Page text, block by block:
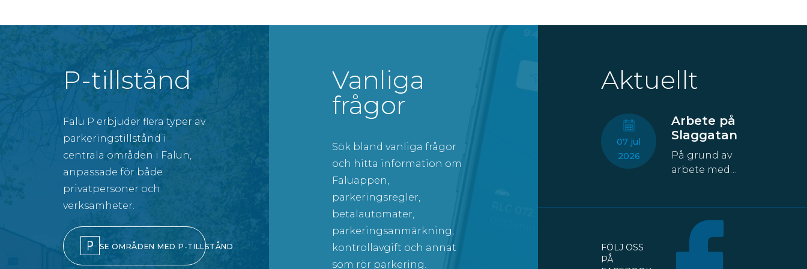
P-tillstånd
Falu P erbjuder flera typer av
parkeringstillstånd i
centrala områden i Falun,
anpassade för både
privatpersoner och
verksamheter.
SE OMRÅDEN MED P-TILLSTÅND
Vanliga
frågor
Sök bland vanliga frågor
och hitta information om
Faluappen,
parkeringsregler,
betalautomater,
parkeringsanmärkning,
kontrollavgift och annat
som rör parkering.
Aktuellt
07 jul
2026
Arbete på
Slaggatan
På grund av
arbete med
att temporärt
försvinna från
Slaggatan. På
FÖLJ OSS
PÅ